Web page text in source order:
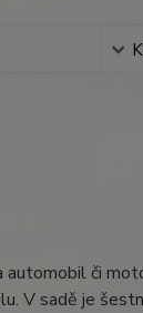
či
V sadě je